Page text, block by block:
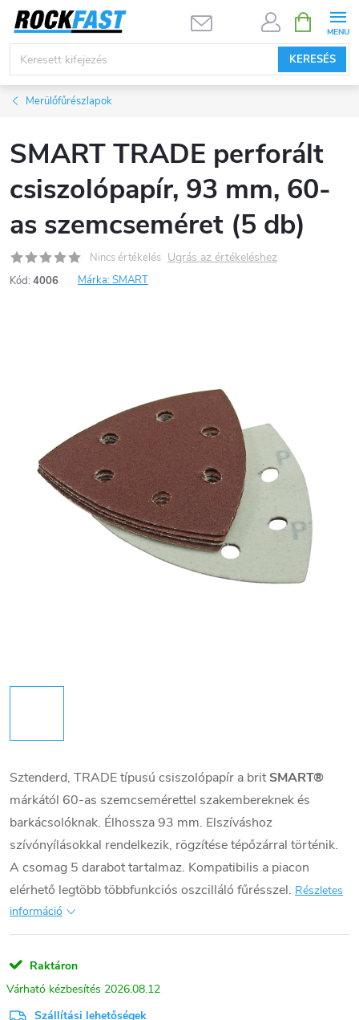
Ugrás
KERESÉS
KOSÁR
Merülőfűrészlapok
SMART TRADE perforált
csiszolópapír, 93 mm, 60-
as szemcseméret (5 db)
Nincs értékelés Ugrás az értékeléshez
Kód: 4006 Márka:SMART
Sztenderd, TRADE típusú csiszolópapír a britSMART®
márkától 60-as szemcsemérettel szakembereknek és
barkácsolóknak. Élhossza 93 mm. Elszíváshoz
szívónyílásokkal rendelkezik, rögzítése tépőzárral történik.
A csomag 5 darabot tartalmaz. Kompatibilis a piacon
elérhető legtöbb többfunkciós oszcilláló fűrésszel. Részletes
információ
Raktáron
2026.08.12
Szállítási lehetőségek